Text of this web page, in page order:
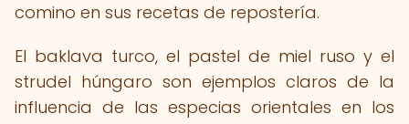
comino en sus recetas de repostería.
El baklava turco, el pastel de miel ruso y el
strudel húngaro son ejemplos claros de la
influencia de las especias orientales en los